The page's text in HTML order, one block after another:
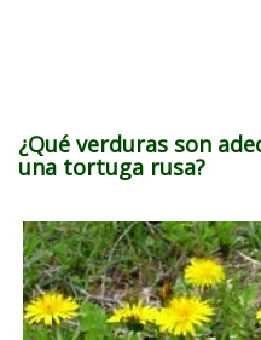
¿Qué verduras son
una tortuga rusa?